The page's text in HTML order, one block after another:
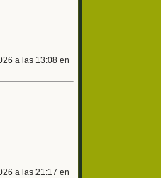
a las 13:08 en
a las 21:17 en